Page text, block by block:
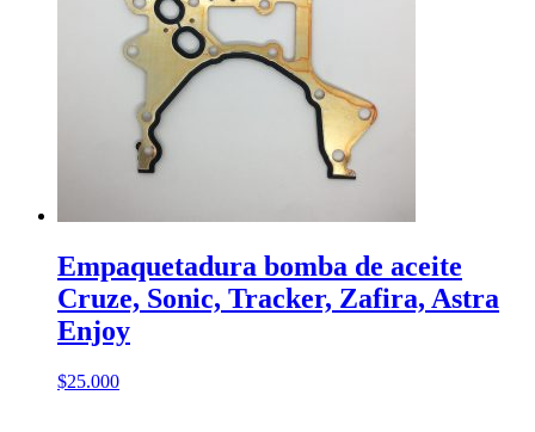
Empaquetadura bomba de aceite
Cruze, Sonic, Tracker, Zafira, Astra
Enjoy
$25.000